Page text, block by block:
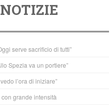
serve sacrificio di tutti”
Spezia va un portiere”
l’ora di iniziare”
grande intensità